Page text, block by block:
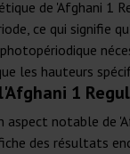
de 'Afghani 1
ce qui signifie
les hauteurs
1
aspect notable de
des résultats